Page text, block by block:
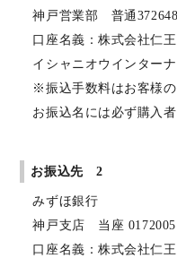
神戸営業部 普通
口座名義：株式会社仁
イシャニオウインター
※振込手数料はお客様の
お振込名には必ず購入
お振込先 2
みずほ銀行
神戸支店 当座 0172005
口座名義：株式会社仁